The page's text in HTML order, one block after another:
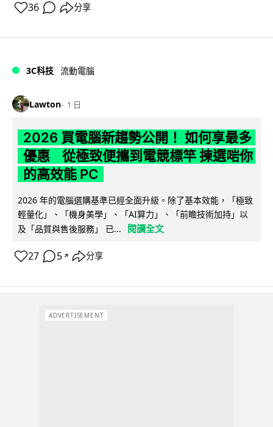
36 分享
3C科技 流動電腦
Lawton 1 日
2026 買電腦新趨勢公開！ 如何享最多
優惠 從極致便攜到電競標竿 揀選啱你
的高效能 PC
2026 年的電腦選購基準已經全面升級。除了基本效能，「極致
輕量化」、「機身美學」、「AI算力」、「前瞻技術加持」以
及「品質與售後服務」 已...
閱讀全文
27 5 ↗ 分享
ADVERTISEMENT